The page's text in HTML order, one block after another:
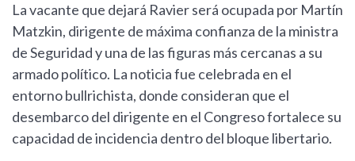
La vacante que dejará Ravier será ocupada por Martín
Matzkin, dirigente de máxima confianza de la ministra
de Seguridad y una de las figuras más cercanas a su
armado político. La noticia fue celebrada en el
entorno bullrichista, donde consideran que el
desembarco del dirigente en el Congreso fortalece su
capacidad de incidencia dentro del bloque libertario.